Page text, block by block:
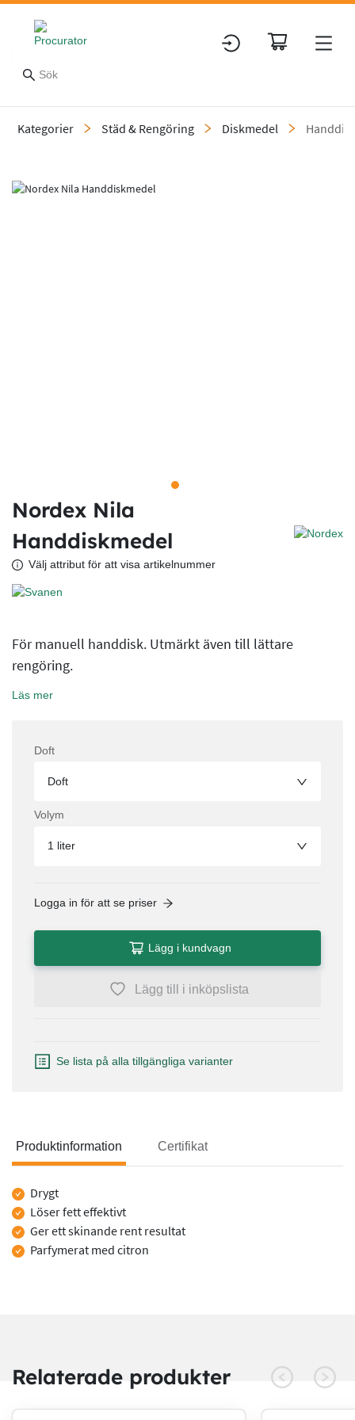
Kategorier Städ & Rengöring Diskmedel
Slide 1 of 1
Nordex Nila
Handdiskmedel
Välj attribut för att visa artikelnummer
För manuell handdisk. Utmärkt även till lättare
rengöring.
Läs mer
Doft
Doft
Volym
1 liter
Logga in för att se priser
Lägg i kundvagn
Lägg till i inköpslista
Se lista på alla tillgängliga varianter
Produktinformation Certifikat
Produktinformation
Drygt
Löser fett effektivt
Ger ett skinande rent resultat
Parfymerat med citron
Relaterade produkter